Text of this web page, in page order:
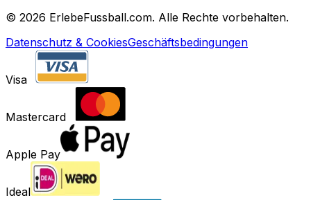
© 2026 ErlebeFussball.com. Alle Rechte vorbehalten.
Datenschutz & CookiesGeschäftsbedingungen
Visa
Mastercard
Apple Pay
Ideal